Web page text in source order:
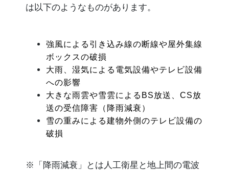
は以下のようなものがあります。
強風による引き込み線の断線や屋外集線
ボックスの破損
大雨、湿気による電気設備やテレビ設備
への影響
大きな雨雲や雪雲によるBS放送、CS放
送の受信障害（降雨減衰）
雪の重みによる建物外側のテレビ設備の
破損
※「降雨減衰」とは人工衛星と地上間の電波